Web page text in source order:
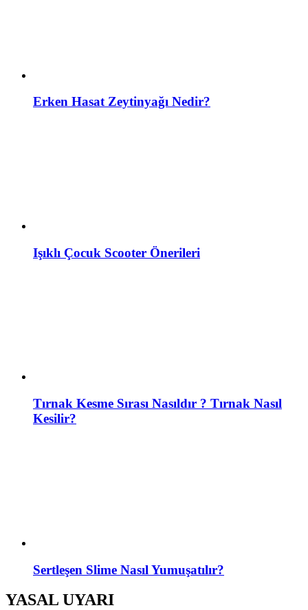
Erken Hasat Zeytinyağı Nedir?
Işıklı Çocuk Scooter Önerileri
Tırnak Kesme Sırası Nasıldır ? Tırnak Nasıl
Kesilir?
Sertleşen Slime Nasıl Yumuşatılır?
YASAL UYARI